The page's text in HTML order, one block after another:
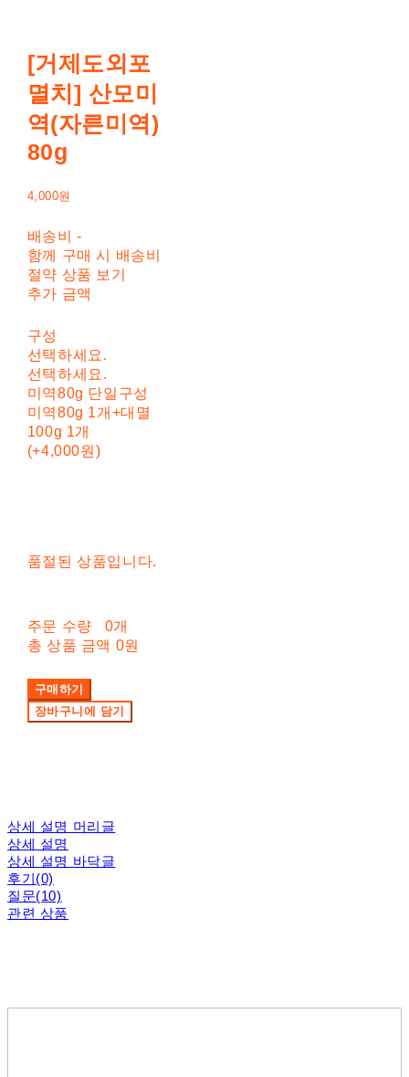
[거제도외포
멸치] 산모미
역(자른미역)
80g
4,000원
배송비-
함께 구매 시 배송비
절약 상품 보기
추가 금액
구성
선택하세요.
선택하세요.
미역80g 단일구성
미역80g 1개+대멸
100g 1개
(+4,000원)
품절된 상품입니다.
주문 수량
0개
총 상품 금액 0원
구매하기
장바구니에 담기
상세 설명 머리글
상세 설명
상세 설명 바닥글
후기(0)
질문(10)
관련 상품